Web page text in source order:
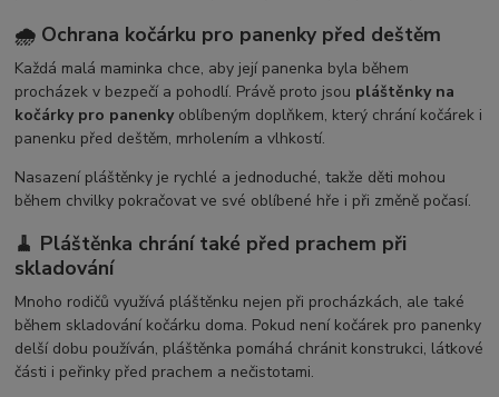
🌧️ Ochrana kočárku pro panenky před deštěm
Každá malá maminka chce, aby její panenka byla během
procházek v bezpečí a pohodlí. Právě proto jsou pláštěnky na
kočárky pro panenkyoblíbeným doplňkem, který chrání kočárek i
panenku před deštěm, mrholením a vlhkostí.
Nasazení pláštěnky je rychlé a jednoduché, takže děti mohou
během chvilky pokračovat ve své oblíbené hře i při změně počasí.
🧹 Pláštěnka chrání také před prachem při
skladování
Mnoho rodičů využívá pláštěnku nejen při procházkách, ale také
během skladování kočárku doma. Pokud není kočárek pro panenky
delší dobu používán, pláštěnka pomáhá chránit konstrukci, látkové
části i peřinky před prachem a nečistotami.